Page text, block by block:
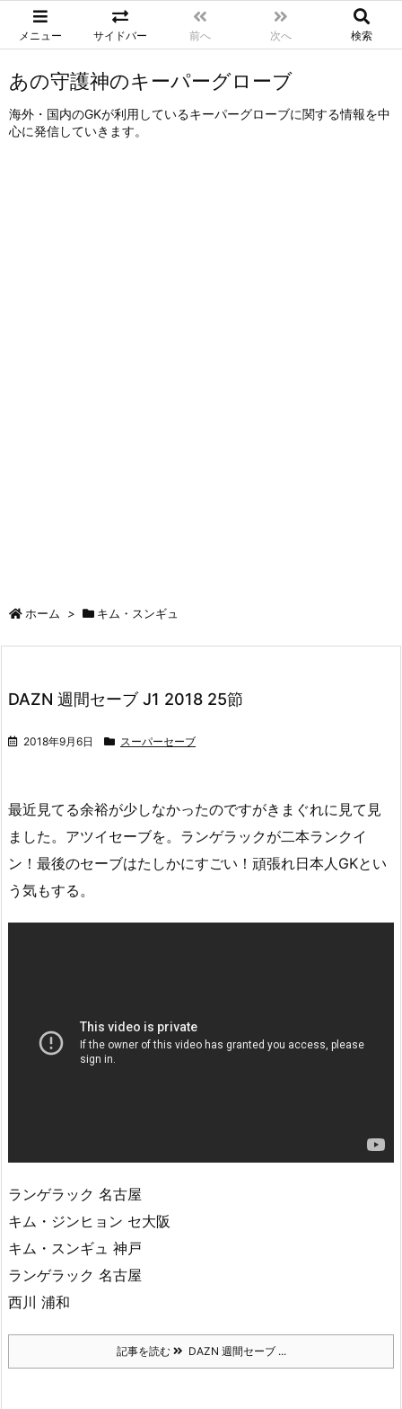
メニュー サイドバー 前へ 次へ 検索
あの守護神のキーパーグローブ
海外・国内のGKが利用しているキーパーグローブに関する情報を中
心に発信していきます。
ホーム > キム・スンギュ
DAZN 週間セーブ J1 2018 25節
2018年9月6日 スーパーセーブ
最近見てる余裕が少しなかったのですがきまぐれに見て見
ました。アツイセーブを。ランゲラックが二本ランクイ
ン！最後のセーブはたしかにすごい！頑張れ日本人GKとい
う気もする。
ランゲラック 名古屋
キム・ジンヒョン セ大阪
キム・スンギュ 神戸
ランゲラック 名古屋
西川 浦和
記事を読む DAZN 週間セーブ ...